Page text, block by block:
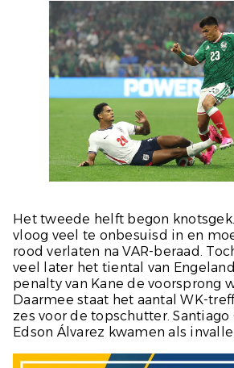
Het tweede helft begon
vloog veel te onbesuisd in en
rood verlaten na VAR-beraad.
veel later het tiental van
penalty van Kane de voorsprong
Daarmee staat het aantal WK-
zes voor de topschutter.
Edson Álvarez kwamen als